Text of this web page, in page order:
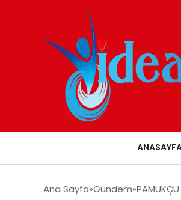
Ana Sayfa Gündem